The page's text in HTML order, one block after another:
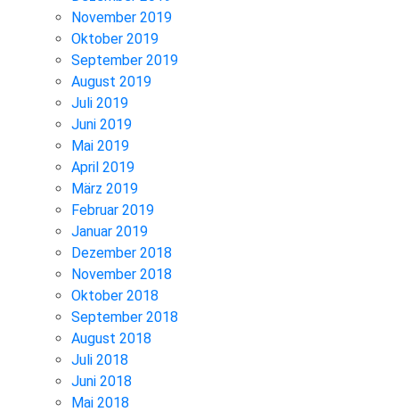
November 2019
Oktober 2019
September 2019
August 2019
Juli 2019
Juni 2019
Mai 2019
April 2019
März 2019
Februar 2019
Januar 2019
Dezember 2018
November 2018
Oktober 2018
September 2018
August 2018
Juli 2018
Juni 2018
Mai 2018